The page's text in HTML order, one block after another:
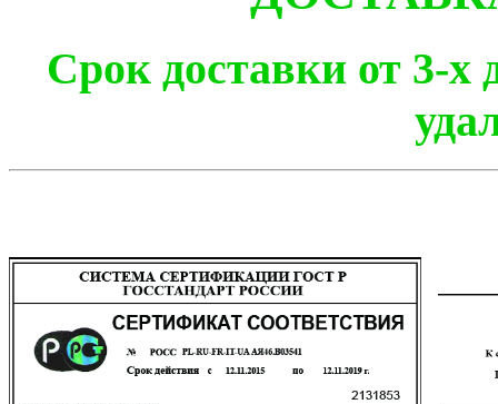
Срок доставки от 3-х